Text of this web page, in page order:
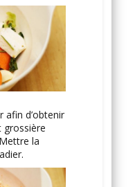
afin d’obtenir
grossière
la